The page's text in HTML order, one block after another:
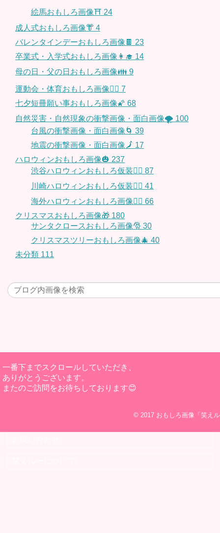
絵馬おもしろ画像⛩ 24
成人式おもしろ画像👘 4
バレンタインデーおもしろ画像🍫 23
卒業式・入学式おもしろ画像👩‍🎓 14
母の日・父の日おもしろ画像👪 9
運動会・体育おもしろ画像🤸‍♂️ 7
七夕短冊願い事おもしろ画像🌠 68
自然災害・自然現象の衝撃画像・面白画像🌪 100
台風の衝撃画像・面白画像🌀 39
地震の衝撃画像・面白画像🗾 17
ハロウィンおもしろ画像🎃 237
渋谷ハロウィンおもしろ仮装👯‍♂️ 87
川崎ハロウィンおもしろ仮装🧞‍♀️ 41
海外ハロウィンおもしろ画像🧛‍♂️ 66
クリスマスおもしろ画像🎁 180
サンタクロースおもしろ画像🎅 30
クリスマスツリーおもしろ画像🎄 40
未分類 111
一番下までスクロールしていただき、
ありがとうございます。
またのご訪問をお待ちしております😊
© 2017 おもしろ画像「笑え